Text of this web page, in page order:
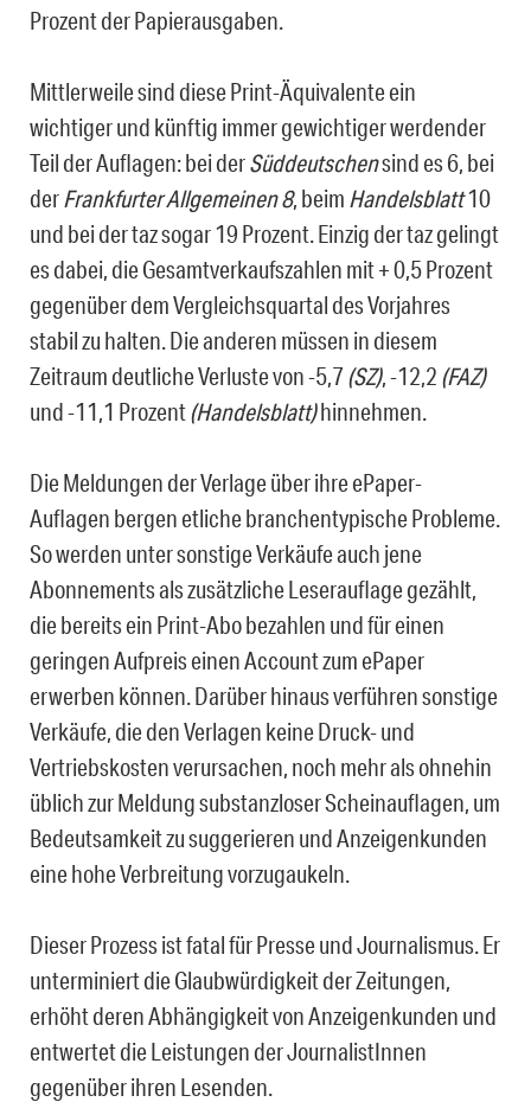
Prozent der Papierausgaben.
Mittlerweile sind diese Print-Äquivalente ein
wichtiger und künftig immer gewichtiger werdender
Teil der Auflagen: bei derSüddeutschensind es 6, bei
derFrankfurter Allgemeinen 8, beim Handelsblatt10
und bei der taz sogar 19 Prozent. Einzig der taz gelingt
es dabei, die Gesamtverkaufszahlen mit + 0,5 Prozent
gegenüber dem Vergleichsquartal des Vorjahres
stabil zu halten. Die anderen müssen in diesem
Zeitraum deutliche Verluste von -5,7 (SZ), -12,2 (FAZ)
und -11,1 Prozent(Handelsblatt)hinnehmen.
Die Meldungen der Verlage über ihre ePaper-
Auflagen bergen etliche branchentypische Probleme.
So werden unter sonstige Verkäufe auch jene
Abonnements als zusätzliche Leserauflage gezählt,
die bereits ein Print-Abo bezahlen und für einen
geringen Aufpreis einen Account zum ePaper
erwerben können. Darüber hinaus verführen sonstige
Verkäufe, die den Verlagen keine Druck- und
Vertriebskosten verursachen, noch mehr als ohnehin
üblich zur Meldung substanzloser Scheinauflagen, um
Bedeutsamkeit zu suggerieren und Anzeigenkunden
eine hohe Verbreitung vorzugaukeln.
Dieser Prozess ist fatal für Presse und Journalismus. Er
unterminiert die Glaubwürdigkeit der Zeitungen,
erhöht deren Abhängigkeit von Anzeigenkunden und
entwertet die Leistungen der JournalistInnen
gegenüber ihren Lesenden.